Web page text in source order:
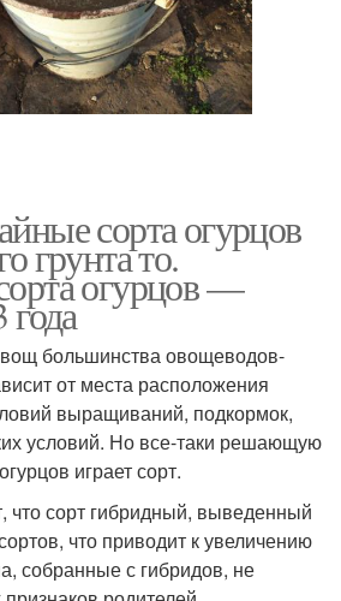
сорта огурцов
грунта то.
огурцов —
года
большинства овощеводов-
от места расположения
выращиваний, подкормок,
условий. Но все-таки решающую
играет сорт.
что сорт гибридный, выведенный
что приводит к увеличению
собранные с гибридов, не